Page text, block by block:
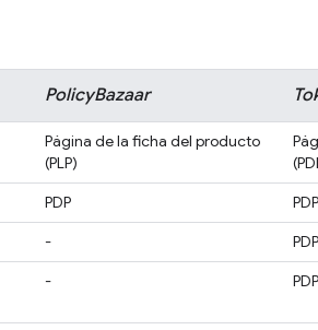
PolicyBazaar
Página de la ficha del producto
(PLP)
PDP
PDP
-
PDP
- PDP